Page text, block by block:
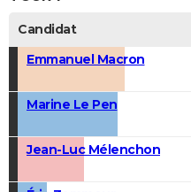
Candidat
Emmanuel Macron
Marine Le Pen
Jean-Luc Mélenchon